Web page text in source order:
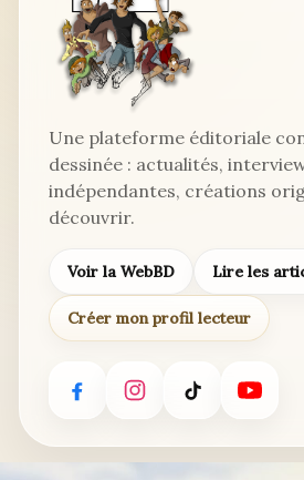
Une plateforme éditoriale
dessinée : actualités,
indépendantes, créations
découvrir.
Voir la WebBD Lire les
Créer mon profil lecteur